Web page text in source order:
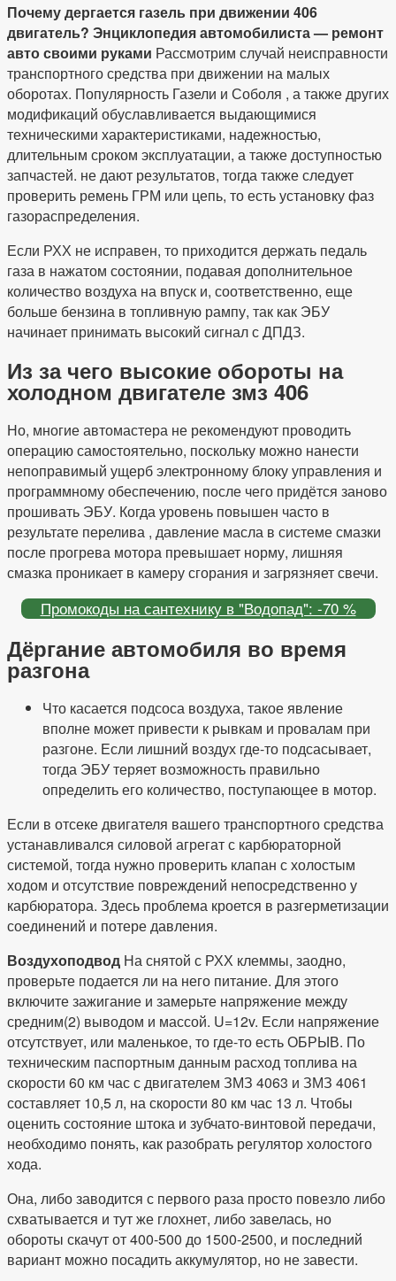
Почему дергается газель при движении 406
двигатель? Энциклопедия автомобилиста — ремонт
авто своими руками Рассмотрим случай неисправности
транспортного средства при движении на малых
оборотах. Популярность Газели и Соболя , а также других
модификаций обуславливается выдающимися
техническими характеристиками, надежностью,
длительным сроком эксплуатации, а также доступностью
запчастей. не дают результатов, тогда также следует
проверить ремень ГРМ или цепь, то есть установку фаз
газораспределения.
Если РХХ не исправен, то приходится держать педаль
газа в нажатом состоянии, подавая дополнительное
количество воздуха на впуск и, соответственно, еще
больше бензина в топливную рампу, так как ЭБУ
начинает принимать высокий сигнал с ДПДЗ.
Из за чего высокие обороты на
холодном двигателе змз 406
Но, многие автомастера не рекомендуют проводить
операцию самостоятельно, поскольку можно нанести
непоправимый ущерб электронному блоку управления и
программному обеспечению, после чего придётся заново
прошивать ЭБУ. Когда уровень повышен часто в
результате перелива , давление масла в системе смазки
после прогрева мотора превышает норму, лишняя
смазка проникает в камеру сгорания и загрязняет свечи.
Промокоды на сантехнику в "Водопад": -70 %
Дёргание автомобиля во время
разгона
Что касается подсоса воздуха, такое явление
вполне может привести к рывкам и провалам при
разгоне. Если лишний воздух где-то подсасывает,
тогда ЭБУ теряет возможность правильно
определить его количество, поступающее в мотор.
Если в отсеке двигателя вашего транспортного средства
устанавливался силовой агрегат с карбюраторной
системой, тогда нужно проверить клапан с холостым
ходом и отсутствие повреждений непосредственно у
карбюратора. Здесь проблема кроется в разгерметизации
соединений и потере давления.
Воздухоподвод На снятой с РХХ клеммы, заодно,
проверьте подается ли на него питание. Для этого
включите зажигание и замерьте напряжение между
средним(2) выводом и массой. U=12v. Если напряжение
отсутствует, или маленькое, то где-то есть ОБРЫВ. По
техническим паспортным данным расход топлива на
скорости 60 км час с двигателем ЗМЗ 4063 и ЗМЗ 4061
составляет 10,5 л, на скорости 80 км час 13 л. Чтобы
оценить состояние штока и зубчато-винтовой передачи,
необходимо понять, как разобрать регулятор холостого
хода.
Она, либо заводится с первого раза просто повезло либо
схватывается и тут же глохнет, либо завелась, но
обороты скачут от 400-500 до 1500-2500, и последний
вариант можно посадить аккумулятор, но не завести.